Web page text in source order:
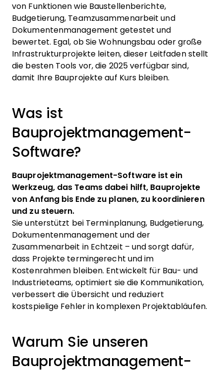
von Funktionen wie Baustellenberichte,
Budgetierung, Teamzusammenarbeit und
Dokumentenmanagement getestet und
bewertet. Egal, ob Sie Wohnungsbau oder große
Infrastrukturprojekte leiten, dieser Leitfaden stellt
die besten Tools vor, die 2025 verfügbar sind,
damit Ihre Bauprojekte auf Kurs bleiben.
Was ist
Bauprojektmanagement-
Software?
Bauprojektmanagement-Software ist ein
Werkzeug, das Teams dabei hilft, Bauprojekte
von Anfang bis Ende zu planen, zu koordinieren
und zu steuern.
Sie unterstützt bei Terminplanung, Budgetierung,
Dokumentenmanagement und der
Zusammenarbeit in Echtzeit – und sorgt dafür,
dass Projekte termingerecht und im
Kostenrahmen bleiben. Entwickelt für Bau- und
Industrieteams, optimiert sie die Kommunikation,
verbessert die Übersicht und reduziert
kostspielige Fehler in komplexen Projektabläufen.
Warum Sie unseren
Bauprojektmanagement-